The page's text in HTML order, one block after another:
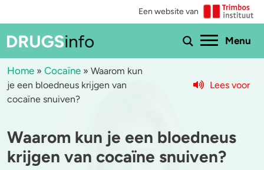
Een website van
Menu
Menu
XTC / MDMA
Aantoonbaarheid
Home » Cocaïne » Waarom kun
je een bloedneus krijgen van
cocaïne snuiven?
Lees voor
Waarom kun je een bloedneus
krijgen van cocaïne snuiven?